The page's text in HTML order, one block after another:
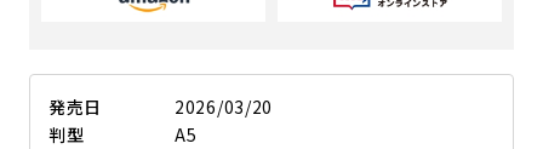
発売日
2026/03/20
判型
A5